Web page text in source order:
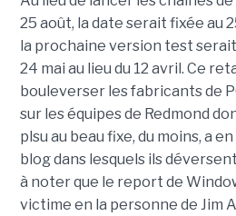
25 août, la date serait fixée au
la prochaine version test
24 mai au lieu du 12 avril. Ce
bouleverser les fabricants de
sur les équipes de Redmond
plsu au beau fixe, du moins, a
blog dans lesquels ils
à noter que le report de
victime en la personne de Jim